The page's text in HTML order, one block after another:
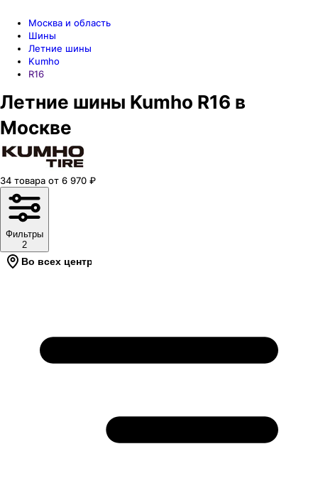
Москва и область
Шины
Летние шины
Kumho
R16
Летние шины Kumho R16 в
Москве
34 товара от 6 970 ₽
Фильтры
2
Во всех центрах